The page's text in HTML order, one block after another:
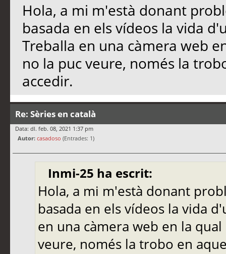
Hola, a mi m'està donant
basada en els vídeos la vida
Treballa en una càmera web
no la puc veure, només la
accedir.
Re: Sèries en català
Data: dl. feb. 08, 2021 1:37 pm
Autor: casadoso (Entrades: 1)
Inmi-25 ha escrit:
Hola, a mi m'està donant
basada en els vídeos la vida
en una càmera web en la
veure, només la trobo en